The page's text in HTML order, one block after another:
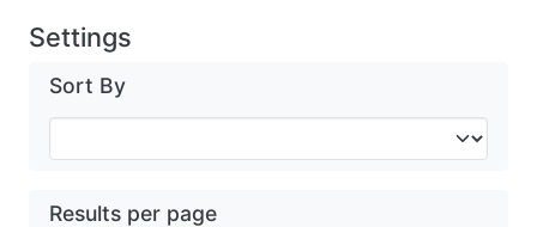
Settings
Sort By
Results per page